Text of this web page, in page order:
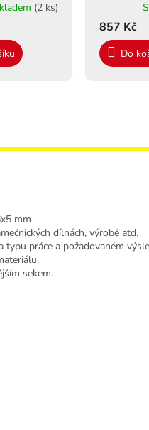
(2 ks)
857 Kč
Do
mm
dílnách, výrobě atd.
typu práce a požadovaném
sekem.